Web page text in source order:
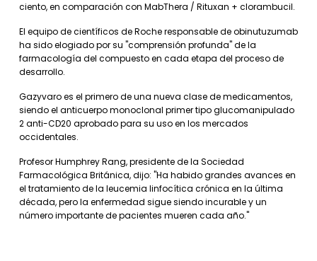
ciento, en comparación con MabThera / Rituxan + clorambucil.
El equipo de científicos de Roche responsable de obinutuzumab
ha sido elogiado por su "comprensión profunda" de la
farmacología del compuesto en cada etapa del proceso de
desarrollo.
Gazyvaro es el primero de una nueva clase de medicamentos,
siendo el anticuerpo monoclonal primer tipo glucomanipulado
2 anti-CD20 aprobado para su uso en los mercados
occidentales.
Profesor Humphrey Rang, presidente de la Sociedad
Farmacológica Británica, dijo: "Ha habido grandes avances en
el tratamiento de la leucemia linfocítica crónica en la última
década, pero la enfermedad sigue siendo incurable y un
número importante de pacientes mueren cada año."